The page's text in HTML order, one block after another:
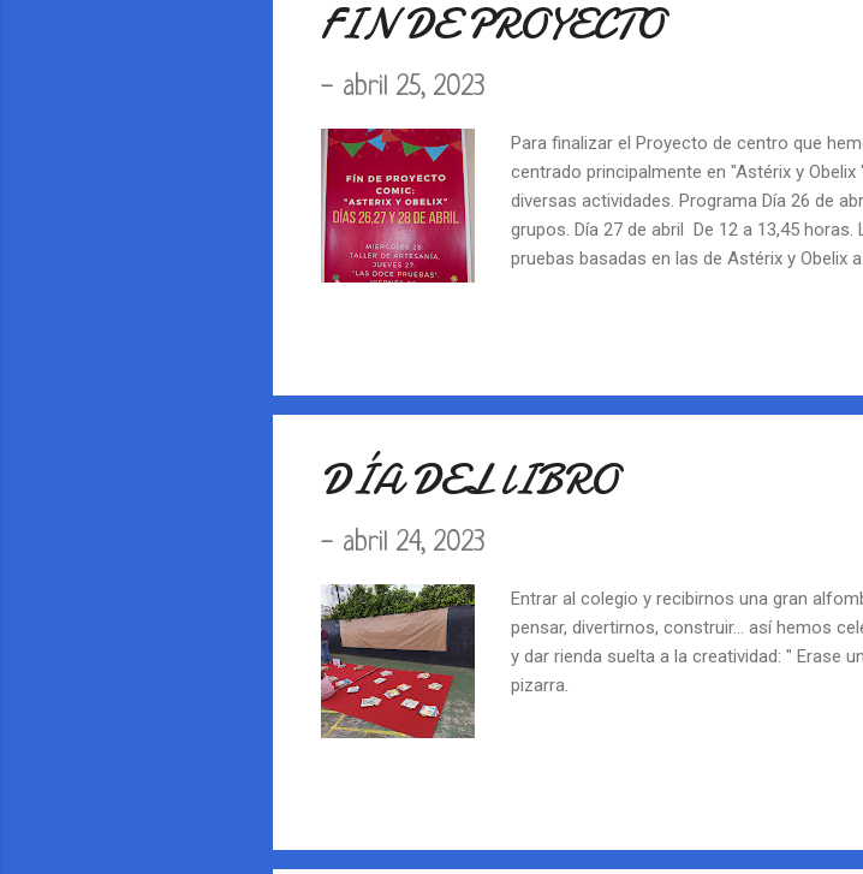
FIN DE PROYECTO
- abril 25, 2023
Para finalizar el Proyecto de centro que
centrado principalmente en "Astérix y
diversas actividades. Programa Día 26 de
grupos. Día 27 de abril De 12 a 13,45 horas.
pruebas basadas en las de Astérix y Obelix
en los espacios comunes del centro: -
- Feria de artesanía y alimentación. Con la
DÍA DEL lIBRO
- abril 24, 2023
Entrar al colegio y recibirnos una gran
pensar, divertirnos, construir... así hemos
y dar rienda suelta a la creatividad: " Erase
pizarra.